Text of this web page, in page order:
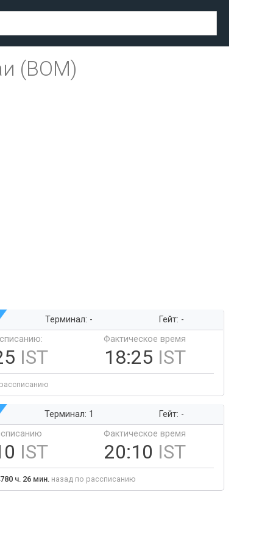
(BOM)
Терминал: -
Гейт: -
IST
Фактическое время
18:25 IST
Терминал: 1
Гейт: -
IST
Фактическое время
20:10 IST
ч. 26 мин. назад по рассписанию